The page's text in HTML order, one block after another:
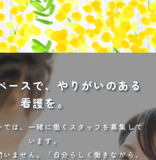
ースで、やりがいのある
看護を。
では、一緒に働くスタッフを募集して
います。
いません。「自分らしく働きながら、